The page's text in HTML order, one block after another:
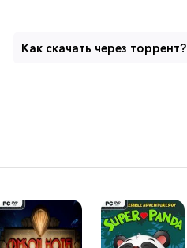
Как скачать через торрент?